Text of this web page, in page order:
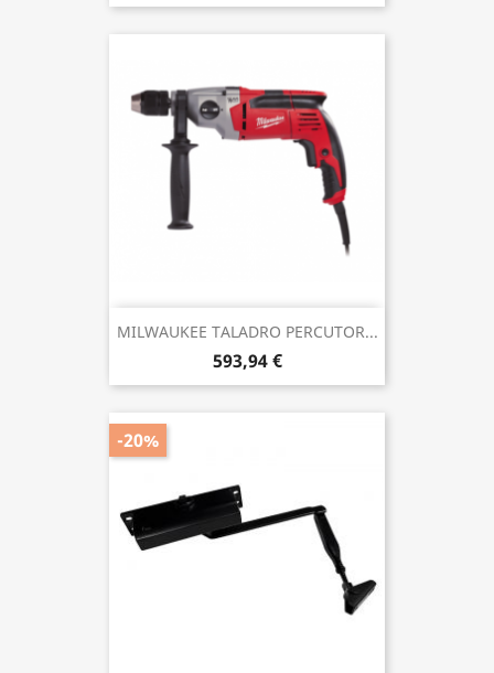
MILWAUKEE TALADRO PERCUTOR...
593,94 €
-20%